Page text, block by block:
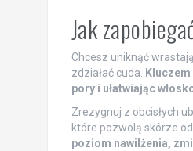
Jak
Chcesz uniknąć
zdziałać cuda.
pory i ułatwiając
Zrezygnuj z obcisłych
które pozwolą skórze
poziom nawilżenia,